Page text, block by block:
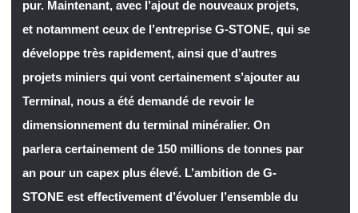
pur. Maintenant, avec l’ajout de nouveaux projets,
et notamment ceux de l’entreprise G-STONE, qui se
développe très rapidement, ainsi que d’autres
projets miniers qui vont certainement s’ajouter au
Terminal, nous a été demandé de revoir le
dimensionnement du terminal minéralier. On
parlera certainement de 150 millions de tonnes par
an pour un capex plus élevé. L’ambition de G-
STONE est effectivement d’évoluer l’ensemble du